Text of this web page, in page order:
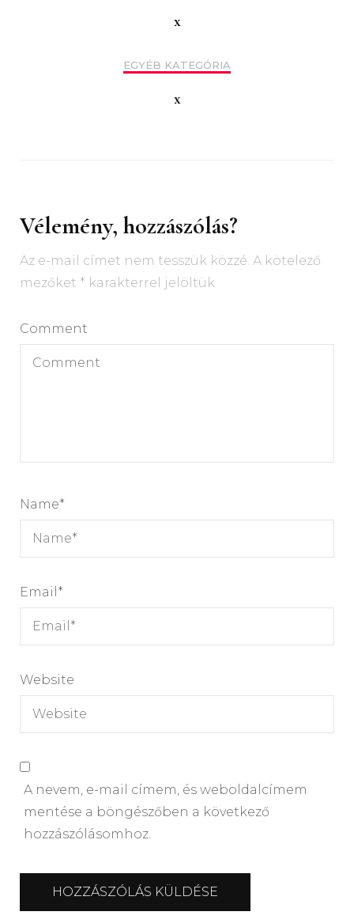
x
EGYÉB KATEGÓRIA
x
Vélemény, hozzászólás?
Az e-mail címet nem tesszük közzé. A kötelező
mezőket * karakterrel jelöltük
Comment
Name*
Email *
Website
A nevem, e-mail címem, és weboldalcímem
mentése a böngészőben a következő
hozzászólásomhoz.